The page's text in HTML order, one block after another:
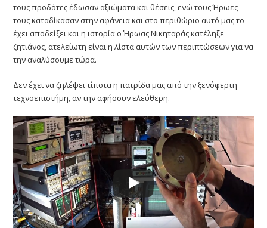
τους προδότες έδωσαν αξιώματα και θέσεις, ενώ τους Ήρωες
τους καταδίκασαν στην αφάνεια και στο περιθώριο αυτό μας το
έχει αποδείξει και η ιστορία ο Ήρωας Νικηταράς κατέληξε
ζητιάνος, ατελείωτη είναι η λίστα αυτών των περιπτώσεων για να
την αναλύσουμε τώρα.
Δεν έχει να ζηλέψει τίποτα η πατρίδα μας από την ξενόφερτη
τεχνοεπιστήμη, αν την αφήσουν ελεύθερη.